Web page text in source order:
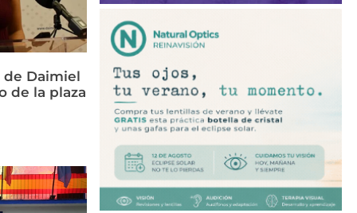
de Daimiel
de la plaza